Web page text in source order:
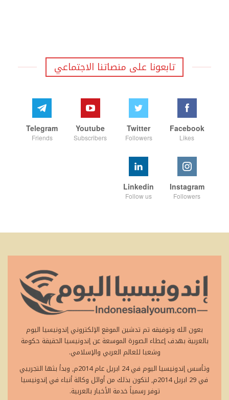
تابعونا على منصاتنا الاجتماعي
Facebook
Likes
Twitter
Followers
Youtube
Subscribers
Telegram
Friends
Instagram
Followers
Linkedin
Follow us
بعون الله وتوفيقه تم تدشين الموقع الإلكتروني إندونيسيا اليوم
بالعربية بهدف إعطاء الصورة الموسعة عن إندونيسيا الحقيقة حكومة
وشعبا للعالم العربي والإسلامي.
وتأسس إندونيسيا اليوم في 24 ابريل عام 2014م, وبدأ بثها التجريبي
في 29 ابريل 2014م, لتكون بذلك من أوائل وكالة أنباء في إندونيسيا
توفر رسمياً خدمة الأخبار بالعربية.